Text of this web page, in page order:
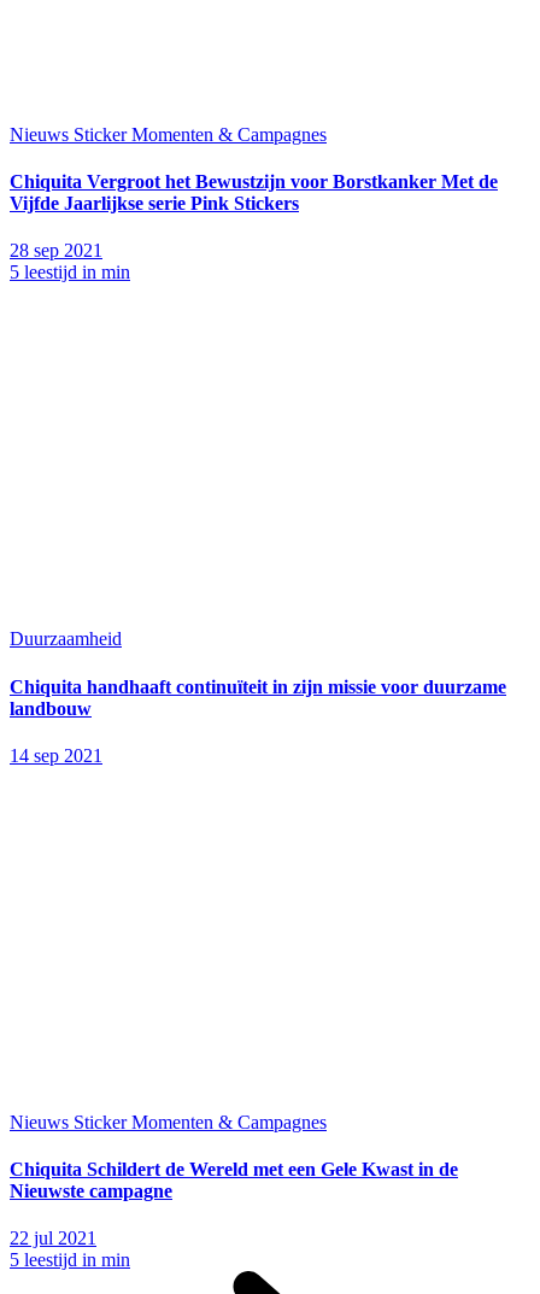
Nieuws Sticker Momenten & Campagnes
Chiquita Vergroot het Bewustzijn voor Borstkanker Met de
Vijfde Jaarlijkse serie Pink Stickers
28 sep 2021
5 leestijd in min
Duurzaamheid
Chiquita handhaaft continuïteit in zijn missie voor duurzame
landbouw
14 sep 2021
Nieuws Sticker Momenten & Campagnes
Chiquita Schildert de Wereld met een Gele Kwast in de
Nieuwste campagne
22 jul 2021
5 leestijd in min